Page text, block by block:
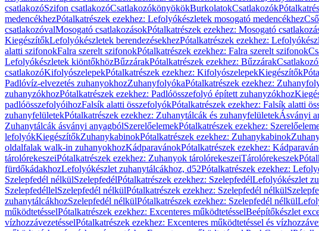
csatlakozóSzifon csatlakozóCsatlakozókönyökökBurkolatokCsatlakozók
medencékhezPótalkatrészek ezekhez: Lefolyókészletek mosogató medencékhez
csatlakozóvalMosogató csatlakozásokPótalkatrészek ezekhez: Mosogató
KiegészítőkLefolyókészletek berendezésekhezPótalkatrészek ezekhez:
alatti szifonokFalra szerelt szifonokPótalkatrészek ezekhez: Falra szerelt szifonok
Lefolyókészletek kiöntőkhözBűzzárakPótalkatrészek ezekhez: Bűzzárak
csatlakozóKifolyószelepekPótalkatrészek ezekhez: KifolyószelepekKiegészítők
Padlóvíz-elvezetés zuhanyokhozZuhanyfolyókaPótalkatrészek ezekhez:
zuhanyzókhozPótalkatrészek ezekhez: Padlóösszefolyó épített zuhanyzókhoz
padlóösszefolyóihozFalsík alatti összefolyókPótalkatrészek ezekhez: Falsík alatti
zuhanyfelületekPótalkatrészek ezekhez: Zuhanytálcák és zuhanyfelületekÁsványi
Zuhanytálcák ásványi anyagbólSzerelőelemekPótalkatrészek ezekhez:
lefolyókKiegészítőkZuhanykabinokPótalkatrészek ezekhez: Zuhanykabinok
oldalfalak walk-in zuhanyokhozKádparavánokPótalkatrészek ezekhez:
tárolórekeszeiPótalkatrészek ezekhez: Zuhanyok tárolórekeszeiTárolórekeszek
fürdőkádakhozLefolyókészlet zuhanytálcákhoz, d52Pótalkatrészek ezekhez:
Szelepfedél nélkülSzelepfedélPótalkatrészek ezekhez: SzelepfedélLefolyókészlet
SzelepfedéllelSzelepfedél nélkülPótalkatrészek ezekhez: Szelepfedél nélkül
zuhanytálcákhozSzelepfedél nélkülPótalkatrészek ezekhez: Szelepfedél nélkül
működtetésselPótalkatrészek ezekhez: Excenteres működtetésselBeépítőkészlet
vízhozzávezetésselPótalkatrészek ezekhez: Excenteres működtetéssel és